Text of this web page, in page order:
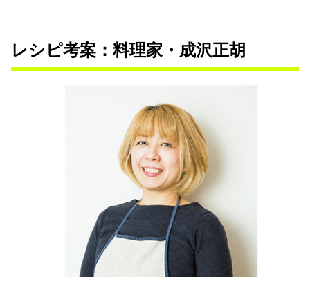
レシピ考案：料理家・成沢正胡